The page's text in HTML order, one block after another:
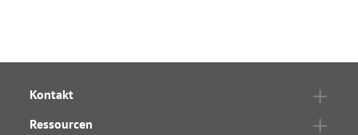
Kontakt
Ressourcen